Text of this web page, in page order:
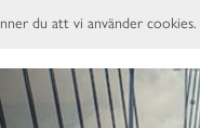
du att vi använder cookies.